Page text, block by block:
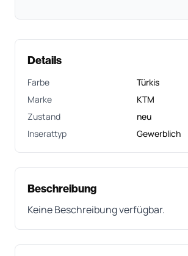
Details
Farbe
Türkis
Marke
KTM
Zustand
neu
Inserattyp
Gewerblich
Beschreibung
Keine Beschreibung verfügbar.